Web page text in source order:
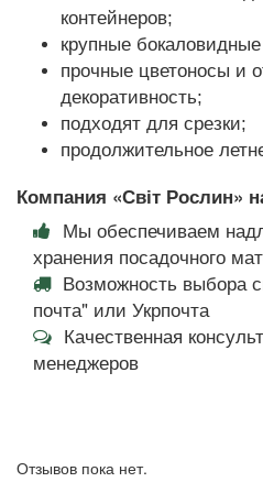
контейнеров;
крупные
прочные цветоносы и
декоративность;
подходят для срезки;
продолжительное
Компания «Світ Рослин»
Мы обеспечиваем
хранения посадочного
Возможность выбора
почта" или Укрпочта
Качественная
менеджеров
Отзывов пока нет.